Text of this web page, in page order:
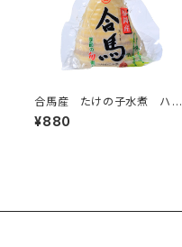
合馬産 たけの子水煮 ハー
フ 200g
¥880